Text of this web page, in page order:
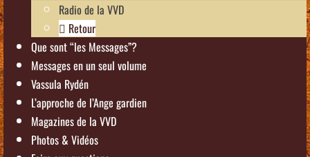
Radio de la VVD
Retour
Que sont “les Messages”?
Messages en un seul volume
Vassula Rydén
L’approche de l’Ange gardien
Magazines de la VVD
Photos & Vidéos